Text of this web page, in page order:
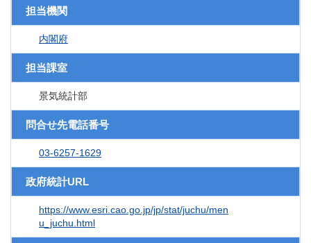
担当機関
内閣府
担当課室
景気統計部
問合せ先電話番号
03-6257-1629
政府統計URL
https://www.esri.cao.go.jp/jp/stat/juchu/men
u_juchu.html